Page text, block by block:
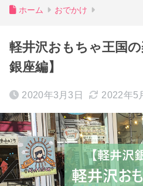
ホーム おでかけ
軽井沢おもちゃ王国
銀座編】
2020年3月3日 2022年5